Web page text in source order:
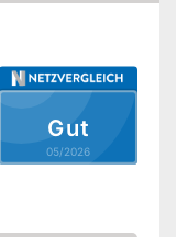
zusätzliche
Gut
05/2026